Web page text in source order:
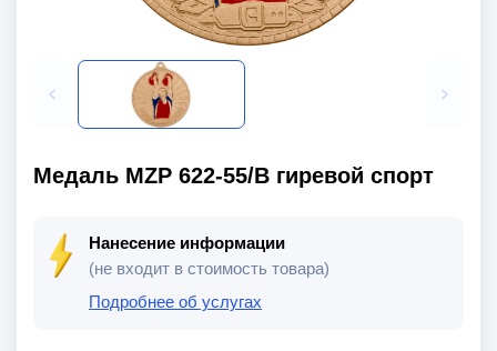
Медаль MZP 622-55/В гиревой спорт
Нанесение информации
(не входит в стоимость товара)
Подробнее об услугах